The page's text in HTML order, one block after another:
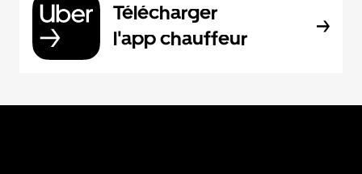
Télécharger
l'app chauffeur